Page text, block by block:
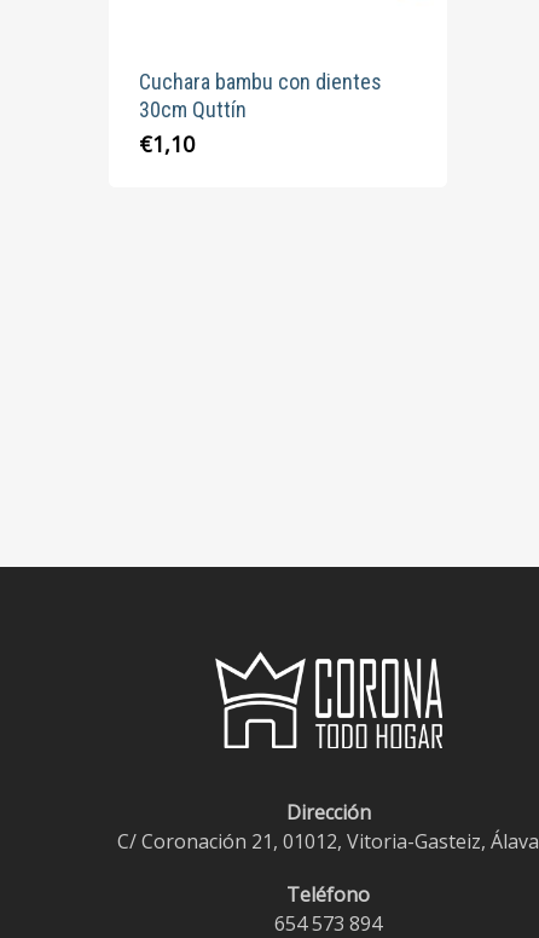
Cuchara bambu con dientes
30cm Quttín
€1,10
Dirección
C/ Coronación 21, 01012, Vitoria-Gasteiz, Álava
Teléfono
654 573 894